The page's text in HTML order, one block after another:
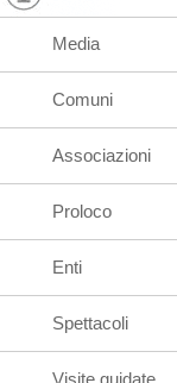
Media
Comuni
Associazioni
Proloco
Enti
Spettacoli
Visite guidate